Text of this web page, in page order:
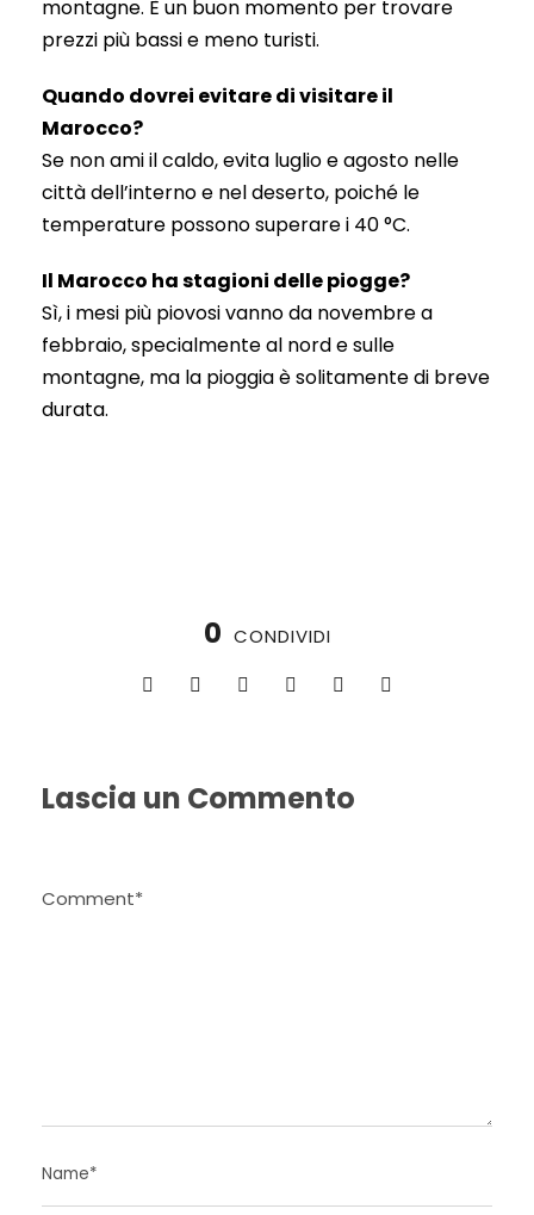
montagne. È un buon momento per trovare
prezzi più bassi e meno turisti.
Quando dovrei evitare di visitare il
Marocco?
Se non ami il caldo, evita luglio e agosto nelle
città dell’interno e nel deserto, poiché le
temperature possono superare i 40 °C.
Il Marocco ha stagioni delle piogge?
Sì, i mesi più piovosi vanno da novembre a
febbraio, specialmente al nord e sulle
montagne, ma la pioggia è solitamente di breve
durata.
0 CONDIVIDI
Lascia un Commento